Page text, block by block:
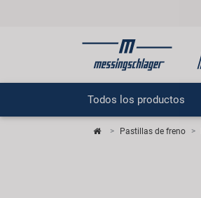
Todos los productos
Pastillas de freno